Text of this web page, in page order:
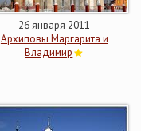
26 января 2011
Архиповы Маргарита и
Владимир